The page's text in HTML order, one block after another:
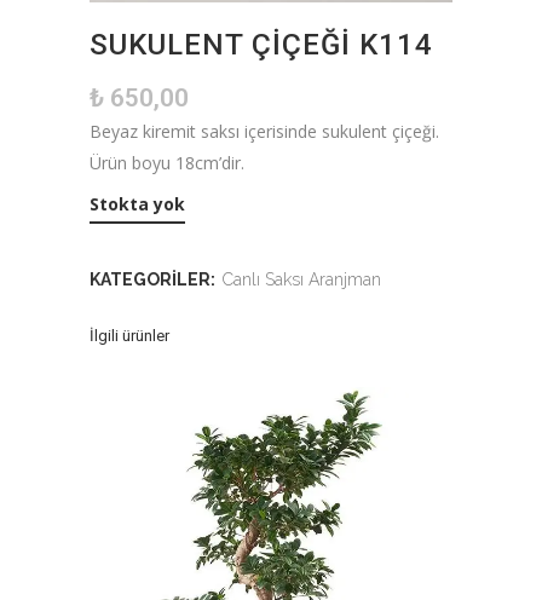
SUKULENT ÇIÇEĞI K114
₺ 650,00
Beyaz kiremit saksı içerisinde sukulent çiçeği.
Ürün boyu 18cm’dir.
Stokta yok
KATEGORILER: Canlı Saksı Aranjman
İlgili ürünler